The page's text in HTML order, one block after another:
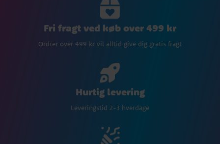
Fri fragt ved køb over 499 kr
Ordrer over 499 kr vil alltid give dig gratis fragt
Hurtig levering
Leveringstid 2-3 hverdage